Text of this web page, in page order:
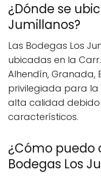
¿Dónde se
Jumillanos?
Las Bodegas Los
ubicadas en la Carr.
Alhendín, Granada,
privilegiada para la
alta calidad debido
característicos.
¿Cómo
Bodegas Los